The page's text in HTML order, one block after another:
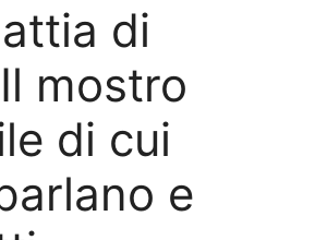
di
mostro
di cui
e